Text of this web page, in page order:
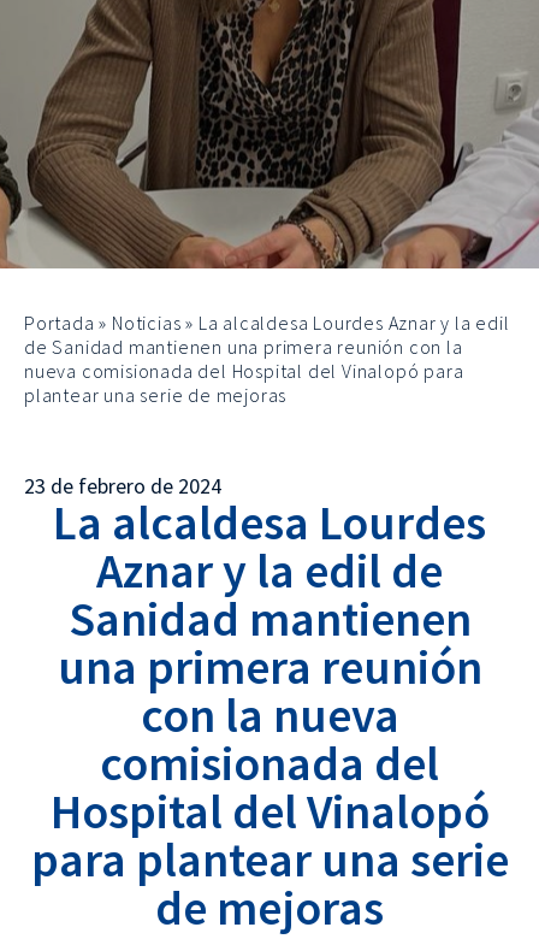
Portada » Noticias » La alcaldesa Lourdes Aznar y la edil
de Sanidad mantienen una primera reunión con la
nueva comisionada del Hospital del Vinalopó para
plantear una serie de mejoras
23 de febrero de 2024
La alcaldesa Lourdes
Aznar y la edil de
Sanidad mantienen
una primera reunión
con la nueva
comisionada del
Hospital del Vinalopó
para plantear una serie
de mejoras